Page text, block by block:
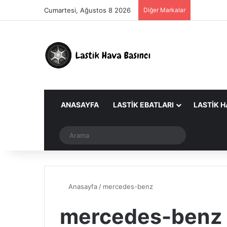
Cumartesi, Ağustos 8 2026 Diğer Markalar
ANASAYFA LASTIK EBATLARI LASTIK
Dış görünümü değiştir
Anasayfa / mercedes-benz
mercedes-benz